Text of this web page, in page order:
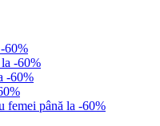
60%
-60%
-60%
femei până la -60%